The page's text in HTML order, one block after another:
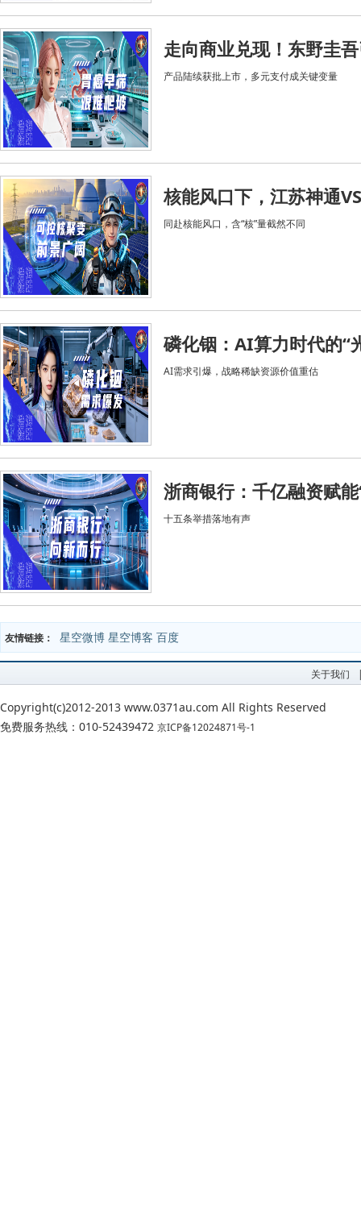
走向商业兑现！东野圭
产品陆续获批上市，多元支付成关键变量
核能风口下，江苏神通
同赴核能风口，含“核”量截然不同
磷化铟：AI算力时代的“
AI需求引爆，战略稀缺资源价值重估
浙商银行：千亿融资赋
十五条举措落地有声
友情链接： 星空微博 星空博客 百度
关于我们
Copyright(c)2012-2013 www.0371au.com All Rights Reserved
免费服务热线：010-52439472 京ICP备12024871号-1